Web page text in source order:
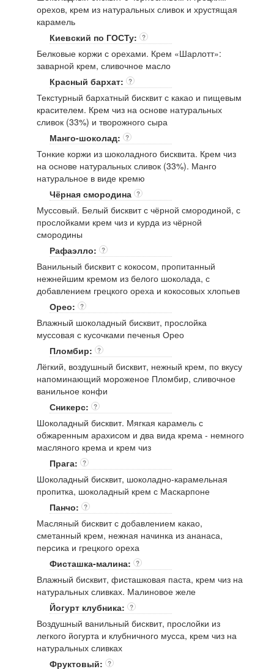
орехов, крем из натуральных сливок и хрустящая
карамель
Киевский по ГОСТу:
?
Белковые коржи с орехами. Крем «Шарлотт»:
заварной крем, сливочное масло
Красный бархат:
?
Текстурный бархатный бисквит с какао и пищевым
красителем. Крем чиз на основе натуральных
сливок (33%) и творожного сыра
Манго-шоколад:
?
Тонкие коржи из шоколадного бисквита. Крем чиз
на основе натуральных сливок (33%). Манго
натуральное в виде кремю
Чёрная смородина ?
Муссовый. Белый бисквит с чёрной смородиной, с
прослойками крем чиз и курда из чёрной
смородины
Рафаэлло:
?
Ванильный бисквит с кокосом, пропитанный
нежнейшим кремом из белого шоколада, с
добавлением грецкого ореха и кокосовых хлопьев
Орео:
?
Влажный шоколадный бисквит, прослойка
муссовая с кусочками печенья Орео
Пломбир:
?
Лёгкий, воздушный бисквит, нежный крем, по вкусу
напоминающий мороженое Пломбир, сливочное
ванильное конфи
Сникерс:
?
Шоколадный бисквит. Мягкая карамель с
обжаренным арахисом и два вида крема - немного
масляного крема и крем чиз
Прага:
?
Шоколадный бисквит, шоколадно-карамельная
пропитка, шоколадный крем с Маскарпоне
Панчо:
?
Масляный бисквит с добавлением какао,
сметанный крем, нежная начинка из ананаса,
персика и грецкого ореха
Фисташка-малина:
?
Влажный бисквит, фисташковая паста, крем чиз на
натуральных сливках. Малиновое желе
Йогурт клубника:
?
Воздушный ванильный бисквит, прослойки из
легкого йогурта и клубничного мусса, крем чиз на
натуральных сливках
Фруктовый:
?